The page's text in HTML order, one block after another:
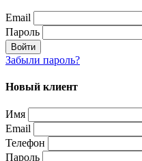
Email
Пароль
Войти
Забыли пароль?
Новый клиент
Имя
Email
Телефон
Пароль